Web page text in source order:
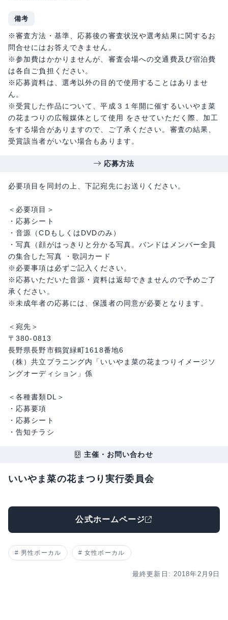
備考
※審査方法・基準、応募後の審査状況や選考結果に関するお
問合せにはお答えできません。
※参加費はかかりませんが、審査会場への交通費及び宿泊費
は各自ご負担ください。
※応募資料は、選考以外の目的で使用することはありませ
ん。
※受賞した作品について、平成３１年開に催するいいやま菜
の花まつりの広報媒体として使用 をさせていただく際、加工
をする場合がありますので、ご了承ください。審査の結果、
受賞該当者がいない場合もあります。
応募方法
必要項目を同封の上、下記宛先にお送りください。
＜必要項目＞
・応募シート
・音源（CDもしくはDVDのみ）
・写真（顔がはっきりと分かる写真。バンドはメンバー全員
の集合した写真 ・歌詞カード
※必要事項は必ずご記入ください。
※応募いただいた音源・資料は返却できませんので予めご了
承ください。
※未成年者の応募には、保護者の同意が必要となります。
＜宛先＞
〒380-0813
長野県長野市鶴賀緑町1618番地6
（株）共立プラニング内「いいやま菜の花まつりイメージソ
ングオーディション」係
＜各種書類DL＞
・応募要項
・応募シート
・告知チラシ
主催・お問い合わせ
いいやま菜の花まつり実行委員会
公式ホームページ
男性ボーカル 女性ボーカル
最終更新日: 2018年2月9日